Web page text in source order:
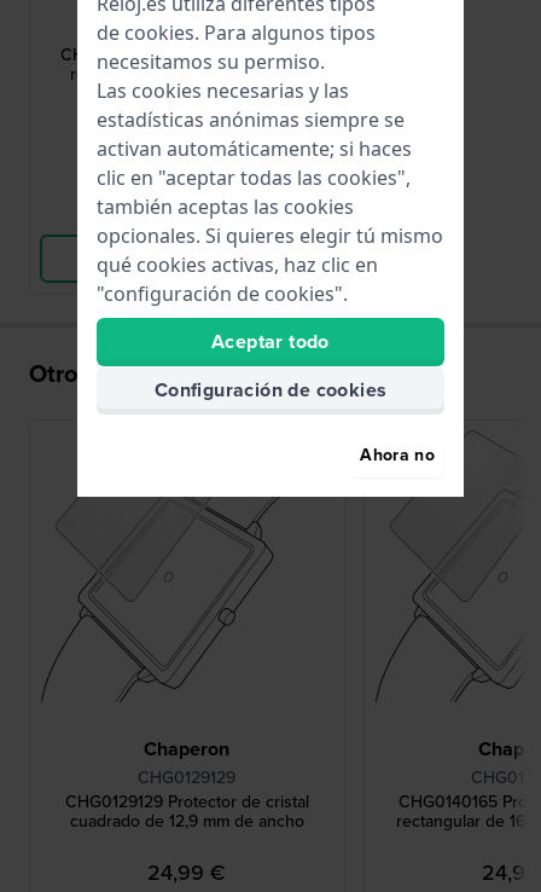
CHG0190000
CHG0190000 Protector de cristal
redondo de 19 mm de diámetro
24,99 €
● En stock
Comparar Relojes
Ver Producto
Otros también han comprado
Chaperon
CHG0129129
CHG0129129 Protector de cristal
cuadrado de 12,9 mm de ancho
24,99 €
CHG0140165
rectangular de
de cookies. Para algunos tipos
necesitamos su permiso.
Las cookies necesarias y las
estadísticas anónimas siempre se
activan automáticamente; si haces
clic en "aceptar todas las cookies",
también aceptas las cookies
opcionales. Si quieres elegir tú mismo
qué cookies activas, haz clic en
"configuración de cookies".
Aceptar todo
Configuración de cookies
Ahora no